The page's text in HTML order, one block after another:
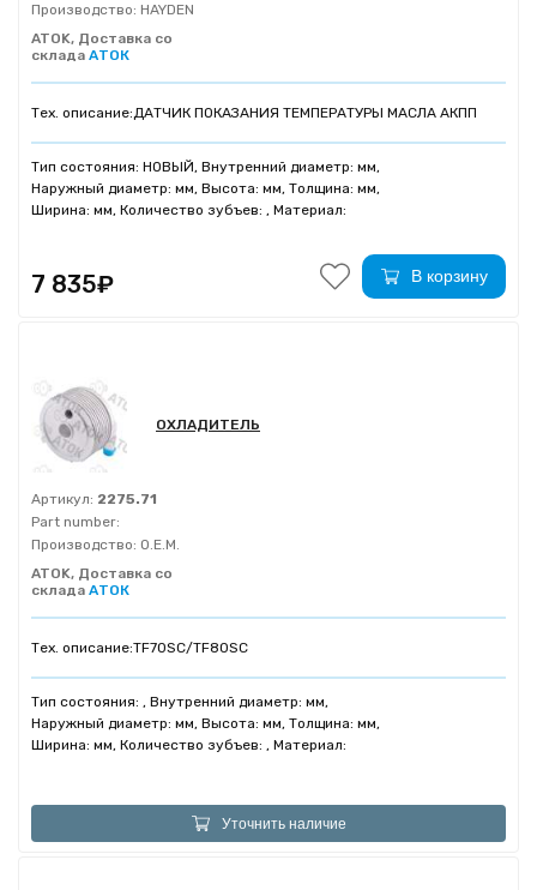
Производство: HAYDEN
ATOK, Доставка со
склада АТОК
Тех. описание:ДАТЧИК ПОКАЗАНИЯ ТЕМПЕРАТУРЫ МАСЛА АКПП
Тип состояния: НОВЫЙ, Внутренний диаметр: мм,
Наружный диаметр: мм, Высота: мм, Толщина: мм,
Ширина: мм, Количество зубъев: , Материал:
7 835₽ В корзину
ОХЛАДИТЕЛЬ
Артикул: 2275.71
Part number:
Производство: O.E.M.
ATOK, Доставка со
склада АТОК
Тех. описание:TF70SC/TF80SC
Тип состояния: , Внутренний диаметр: мм,
Наружный диаметр: мм, Высота: мм, Толщина: мм,
Ширина: мм, Количество зубъев: , Материал:
Уточнить наличие